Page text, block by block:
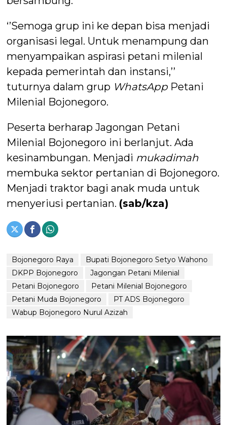
‘’Semoga grup ini ke depan bisa menjadi
organisasi legal. Untuk menampung dan
menyampaikan aspirasi petani milenial
kepada pemerintah dan instansi,’’
tuturnya dalam grup WhatsAppPetani
Milenial Bojonegoro.
Peserta berharap Jagongan Petani
Milenial Bojonegoro ini berlanjut. Ada
kesinambungan. Menjadi mukadimah
membuka sektor pertanian di Bojonegoro.
Menjadi traktor bagi anak muda untuk
menyeriusi pertanian. (sab/kza)
Bojonegoro Raya
Bupati Bojonegoro Setyo Wahono
DKPP Bojonegoro
Jagongan Petani Milenial
Petani Bojonegoro
Petani Milenial Bojonegoro
Petani Muda Bojonegoro
PT ADS Bojonegoro
Wabup Bojonegoro Nurul Azizah